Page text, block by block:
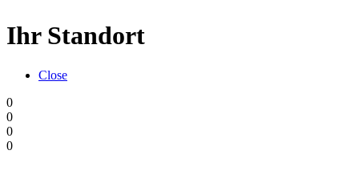
Ihr Standort
Close
0
0
0
0